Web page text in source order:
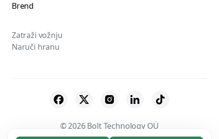
Brend
Zatraži vožnju
Naruči hranu
© 2026 Bolt Technology OÜ